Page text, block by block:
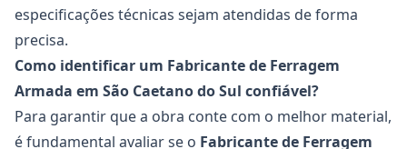
especificações técnicas sejam atendidas de forma
precisa.
Como identificar um Fabricante de Ferragem
Armada em São Caetano do Sul confiável?
Para garantir que a obra conte com o melhor material,
é fundamental avaliar se o Fabricante de Ferragem